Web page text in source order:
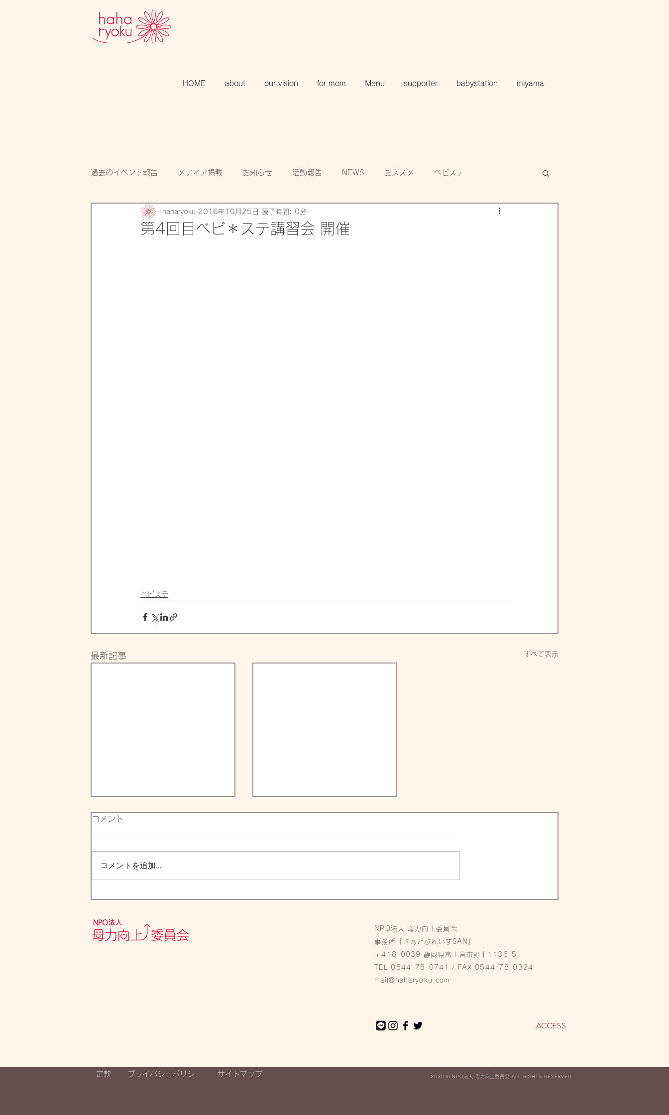
HOME about our vision for mom Menu supporter babystation miyama
過去のイベント報告 メディア掲載 お知らせ 活動報告 NEWS おススメ ベビステ
スタッフのつぶやき 開催告知 賛助会員
第4回目ベビ＊ステ講習会 開催
haharyoku 2016年10月25日 読了時間: 0分
ベビステ
最新記事 すべて表示
母力向上委員会も応援しま
版プロジェクト子育てママが
【報告】6/18富士山世界遺
コメント
コメントを追加…
NPO法人 母力向上委員会
事務所「さぁどぷれいすSAN」
〒418-0039 静岡県富士宮市野中1136-5
TEL 0544-78-0741 / FAX 0544-78-0324
mail@haharyoku.com
ACCESS
定款 プライバシーポリシー サイトマップ 2020 ©︎ NPO法人 母力向上委員会 ALL RIGHTS RESERVED.